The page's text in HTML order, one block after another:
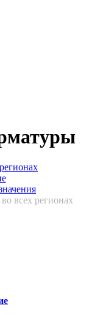
всех регионах